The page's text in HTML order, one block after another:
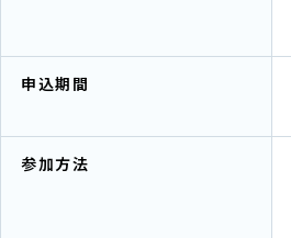
申込期間
参加方法